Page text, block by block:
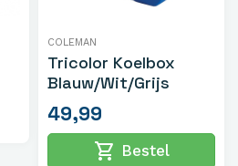
COLEMAN
Tricolor Koelbox
Blauw/Wit/Grijs
49,99
shopping_cart Bestel